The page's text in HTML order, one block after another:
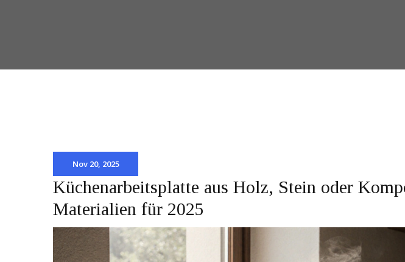
Nov 20, 2025
Küchenarbeitsplatte aus Holz, Stein oder
Materialien für 2025